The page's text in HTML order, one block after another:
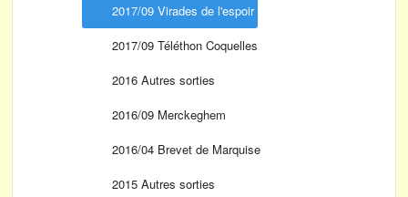
2017/09 Virades de l'espoir
2017/09 Téléthon Coquelles
2016 Autres sorties
2016/09 Merckeghem
2016/04 Brevet de Marquise
2015 Autres sorties